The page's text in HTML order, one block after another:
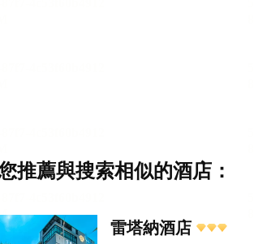
推薦與搜索相似的酒店：
雷塔納酒店